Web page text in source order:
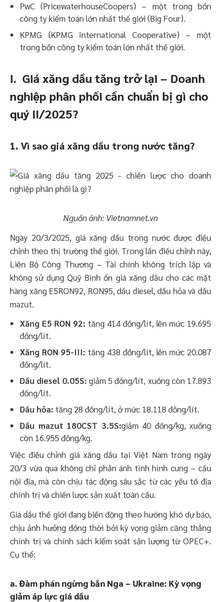
PwC (PricewaterhouseCoopers) – một trong bốn
công ty kiểm toán lớn nhất thế giới (Big Four).
KPMG (KPMG International Cooperative) – một
trong bốn công ty kiểm toán lớn nhất thế giới.
I. Giá xăng dầu tăng trở lại – Doanh
nghiệp phân phối cần chuẩn bị gì cho
quý II/2025?
1. Vì sao giá xăng dầu trong nước tăng?
Nguồn ảnh: Vietnamnet.vn
Ngày 20/3/2025, giá xăng dầu trong nước được điều
chỉnh theo thị trường thế giới. Trong lần điều chỉnh này,
Liên Bộ Công Thương – Tài chính không trích lập và
không sử dụng Quỹ Bình ổn giá xăng dầu cho các mặt
hàng xăng E5RON92, RON95, dầu diesel, dầu hỏa và dầu
mazut.
Xăng E5 RON 92: tăng 414 đồng/lít, lên mức 19.695
đồng/lít.​
Xăng RON 95-III: tăng 438 đồng/lít, lên mức 20.087
đồng/lít.​
Dầu diesel 0.05S: giảm 5 đồng/lít, xuống còn 17.893
đồng/lít.​
Dầu hỏa: tăng 28 đồng/lít, ở mức 18.118 đồng/lít.​
Dầu mazut 180CST 3.5S:giảm 40 đồng/kg, xuống
còn 16.955 đồng/kg.​
Việc điều chỉnh giá xăng dầu tại Việt Nam trong ngày
20/3 vừa qua không chỉ phản ánh tình hình cung – cầu
nội địa, mà còn chịu tác động sâu sắc từ các yếu tố địa
chính trị và chiến lược sản xuất toàn cầu.
Giá dầu thế giới đang biến động theo hướng khó dự báo,
chịu ảnh hưởng đồng thời bởi kỳ vọng giảm căng thẳng
chính trị và chính sách kiểm soát sản lượng từ OPEC+.
Cụ thể:
a. Đàm phán ngừng bắn Nga – Ukraine: Kỳ vọng
giảm áp lực giá dầu